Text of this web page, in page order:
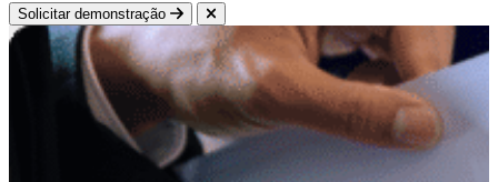
Solicitar demonstração